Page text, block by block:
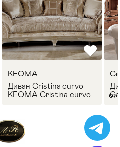
KEOMA
Диван Cristina curvo
KEOMA Cristina curvo
от